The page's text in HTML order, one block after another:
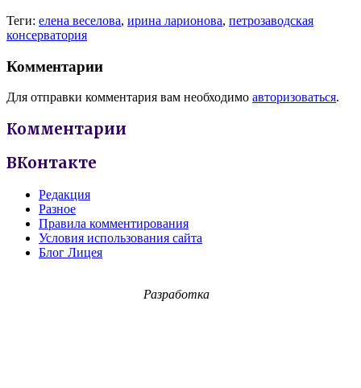
Теги: елена веселова, ирина ларионова, петрозаводская
консерватория
Комментарии
Для отправки комментария вам необходимо авторизоваться.
Комментарии
ВКонтакте
Редакция
Разное
Правила комментирования
Условия использования сайта
Блог Лицея
Разработка